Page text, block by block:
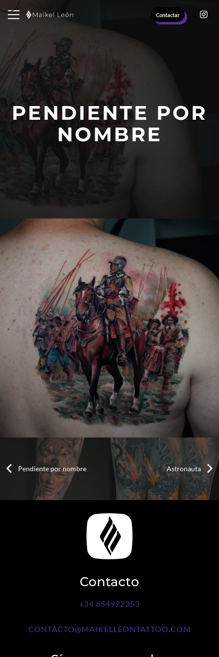
Contactar
PENDIENTE POR
NOMBRE
Pendiente por nombre Astronauta
Contacto
+34 654922353
CONTACTO@MAIKELLEONTATTOO.COM